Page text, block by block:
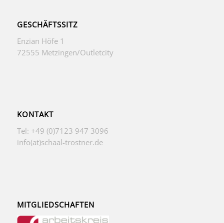
GESCHÄFTSSITZ
Enzian Höfe 1
72555 Metzingen/Outletcity
KONTAKT
Tel: +49 (0)7123 947 3096
info(at)schaal-trostner.de
MITGLIEDSCHAFTEN